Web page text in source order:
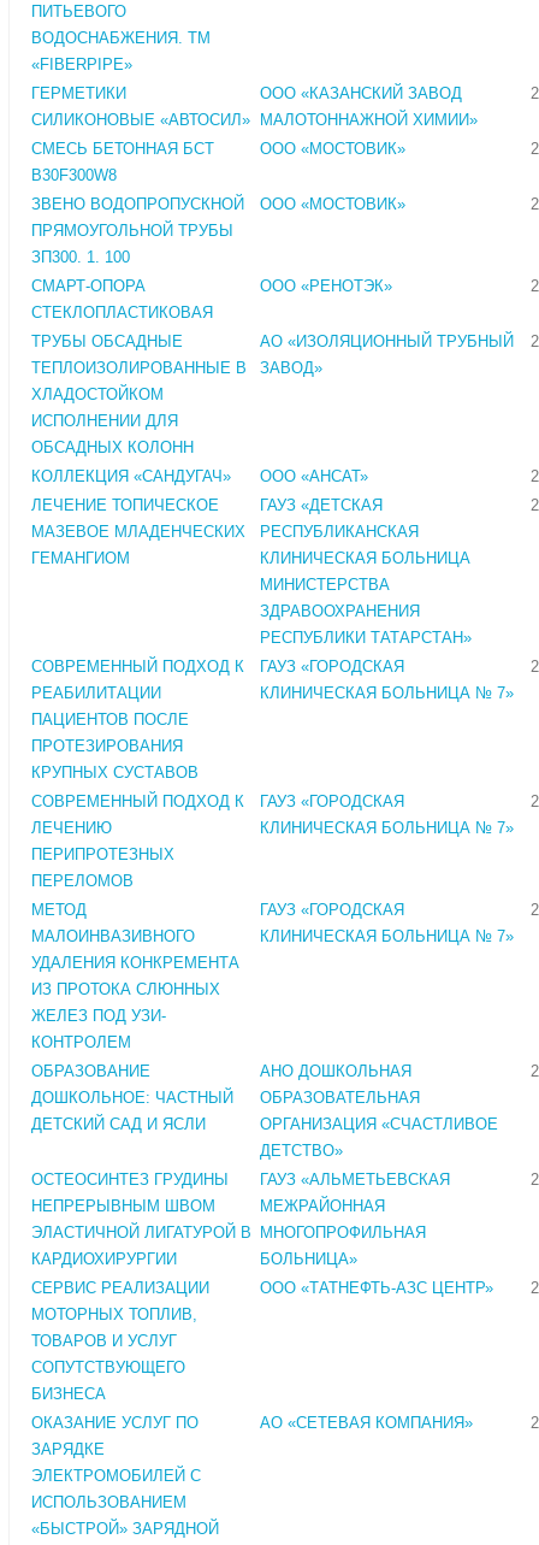
ПИТЬЕВОГО
ВОДОСНАБЖЕНИЯ. ТМ
«FIBERPIPE»
ГЕРМЕТИКИ
СИЛИКОНОВЫЕ «АВТОСИЛ»
ООО «КАЗАНСКИЙ ЗАВОД
МАЛОТОННАЖНОЙ ХИМИИ»
СМЕСЬ БЕТОННАЯ БСТ
В30F300W8
ООО «МОСТОВИК»
ЗВЕНО ВОДОПРОПУСКНОЙ
ПРЯМОУГОЛЬНОЙ ТРУБЫ
ЗП300. 1. 100
ООО «МОСТОВИК»
СМАРТ-ОПОРА
СТЕКЛОПЛАСТИКОВАЯ
ООО «РЕНОТЭК»
ТРУБЫ ОБСАДНЫЕ
ТЕПЛОИЗОЛИРОВАННЫЕ В
ХЛАДОСТОЙКОМ
ИСПОЛНЕНИИ ДЛЯ
ОБСАДНЫХ КОЛОНН
АО «ИЗОЛЯЦИОННЫЙ ТРУБНЫЙ
ЗАВОД»
КОЛЛЕКЦИЯ «САНДУГАЧ» ООО «АНСАТ»
ЛЕЧЕНИЕ ТОПИЧЕСКОЕ
МАЗЕВОЕ МЛАДЕНЧЕСКИХ
ГЕМАНГИОМ
ГАУЗ «ДЕТСКАЯ
РЕСПУБЛИКАНСКАЯ
КЛИНИЧЕСКАЯ БОЛЬНИЦА
МИНИСТЕРСТВА
ЗДРАВООХРАНЕНИЯ
РЕСПУБЛИКИ ТАТАРСТАН»
СОВРЕМЕННЫЙ ПОДХОД К
РЕАБИЛИТАЦИИ
ПАЦИЕНТОВ ПОСЛЕ
ПРОТЕЗИРОВАНИЯ
КРУПНЫХ СУСТАВОВ
ГАУЗ «ГОРОДСКАЯ
КЛИНИЧЕСКАЯ БОЛЬНИЦА № 7»
СОВРЕМЕННЫЙ ПОДХОД К
ЛЕЧЕНИЮ
ПЕРИПРОТЕЗНЫХ
ПЕРЕЛОМОВ
ГАУЗ «ГОРОДСКАЯ
КЛИНИЧЕСКАЯ БОЛЬНИЦА № 7»
МЕТОД
МАЛОИНВАЗИВНОГО
УДАЛЕНИЯ КОНКРЕМЕНТА
ИЗ ПРОТОКА СЛЮННЫХ
ЖЕЛЕЗ ПОД УЗИ-
КОНТРОЛЕМ
ГАУЗ «ГОРОДСКАЯ
КЛИНИЧЕСКАЯ БОЛЬНИЦА № 7»
ОБРАЗОВАНИЕ
ДОШКОЛЬНОЕ: ЧАСТНЫЙ
ДЕТСКИЙ САД И ЯСЛИ
АНО ДОШКОЛЬНАЯ
ОБРАЗОВАТЕЛЬНАЯ
ОРГАНИЗАЦИЯ «СЧАСТЛИВОЕ
ДЕТСТВО»
ОСТЕОСИНТЕЗ ГРУДИНЫ
НЕПРЕРЫВНЫМ ШВОМ
ЭЛАСТИЧНОЙ ЛИГАТУРОЙ В
КАРДИОХИРУРГИИ
ГАУЗ «АЛЬМЕТЬЕВСКАЯ
МЕЖРАЙОННАЯ
МНОГОПРОФИЛЬНАЯ
БОЛЬНИЦА»
СЕРВИС РЕАЛИЗАЦИИ
МОТОРНЫХ ТОПЛИВ,
ТОВАРОВ И УСЛУГ
СОПУТСТВУЮЩЕГО
БИЗНЕСА
ООО «ТАТНЕФТЬ-АЗС ЦЕНТР»
ОКАЗАНИЕ УСЛУГ ПО
ЗАРЯДКЕ
ЭЛЕКТРОМОБИЛЕЙ С
ИСПОЛЬЗОВАНИЕМ
«БЫСТРОЙ» ЗАРЯДНОЙ
АО «СЕТЕВАЯ КОМПАНИЯ»